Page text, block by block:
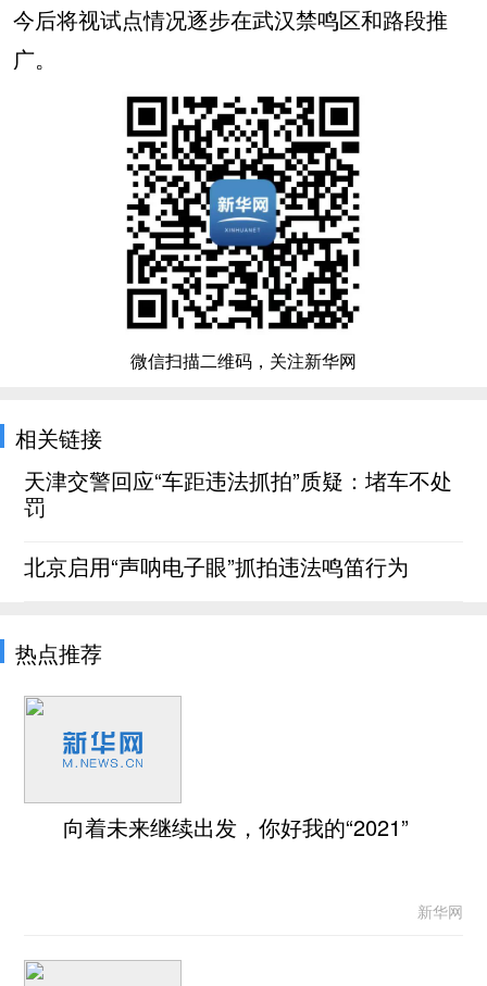
今后将视试点情况逐步在武汉禁鸣区和路段推
广。
微信扫描二维码，关注新华网
相关链接
天津交警回应“车距违法抓拍”质疑：堵车不处
罚
北京启用“声呐电子眼”抓拍违法鸣笛行为
热点推荐
向着未来继续出发，你好我的“2021”
新华网